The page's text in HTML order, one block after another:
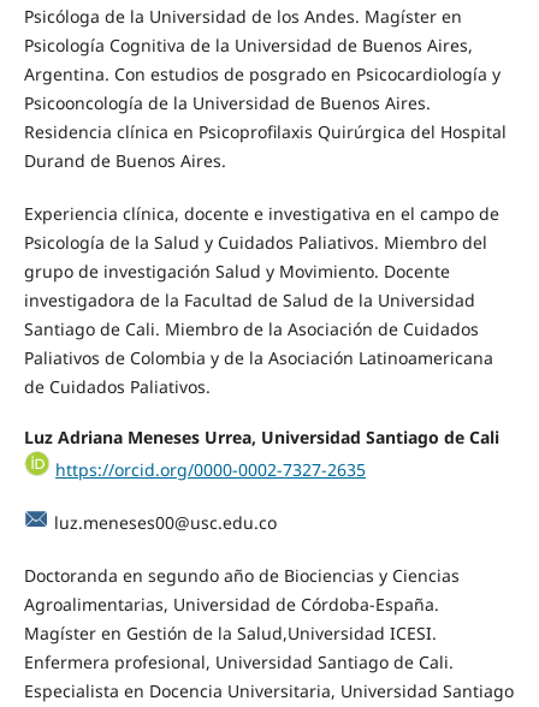
Psicóloga de la Universidad de los Andes. Magíster en
Psicología Cognitiva de la Universidad de Buenos Aires,
Argentina. Con estudios de posgrado en Psicocardiología y
Psicooncología de la Universidad de Buenos Aires.
Residencia clínica en Psicoprofilaxis Quirúrgica del Hospital
Durand de Buenos Aires.
Experiencia clínica, docente e investigativa en el campo de
Psicología de la Salud y Cuidados Paliativos. Miembro del
grupo de investigación Salud y Movimiento. Docente
investigadora de la Facultad de Salud de la Universidad
Santiago de Cali. Miembro de la Asociación de Cuidados
Paliativos de Colombia y de la Asociación Latinoamericana
de Cuidados Paliativos.
Luz Adriana Meneses Urrea, Universidad Santiago de Cali
https://orcid.org/0000-0002-7327-2635
luz.meneses00@usc.edu.co
Doctoranda en segundo año de Biociencias y Ciencias
Agroalimentarias, Universidad de Córdoba-España.
Magíster en Gestión de la Salud,Universidad ICESI.
Enfermera profesional, Universidad Santiago de Cali.
Especialista en Docencia Universitaria, Universidad Santiago